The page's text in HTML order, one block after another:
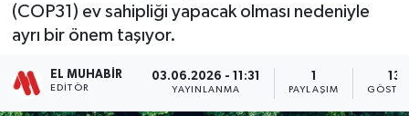
(COP31) ev sahipliği yapacak olması nedeniyle
ayrı bir önem taşıyor.
EL MUHABIR
EDITÖR
03.06.2026 - 11:31
YAYINLANMA PAYLAŞIM
13
Haber Arşivi